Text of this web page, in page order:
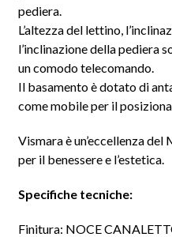
pediera.
L’altezza del lettino,
l’inclinazione della pediera
un comodo telecomando.
Il basamento è dotato di
come mobile per il
Vismara è un’eccellenza
per il benessere e l’estetica.
Specifiche tecniche:
Finitura: NOCE